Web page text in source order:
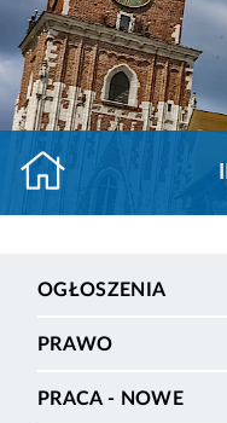
OGŁOSZENIA
PRAWO
PRACA - NOWE